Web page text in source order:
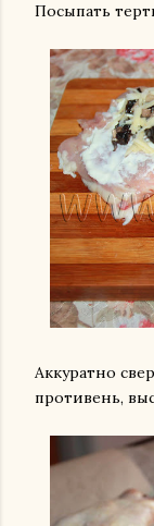
Посыпать
Аккуратно
противень,